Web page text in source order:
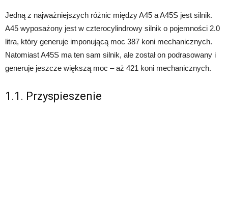
Jedną z najważniejszych różnic między A45 a A45S jest silnik.
A45 wyposażony jest w czterocylindrowy silnik o pojemności 2.0
litra, który generuje imponującą moc 387 koni mechanicznych.
Natomiast A45S ma ten sam silnik, ale został on podrasowany i
generuje jeszcze większą moc – aż 421 koni mechanicznych.
1.1. Przyspieszenie